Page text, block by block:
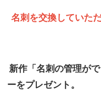
名刺を交換していた
新作「名刺の管理が
ーをプレゼント。